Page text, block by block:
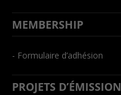
MEMBERSHIP
- Formulaire d’adhésion
PROJETS D’ÉMISSION